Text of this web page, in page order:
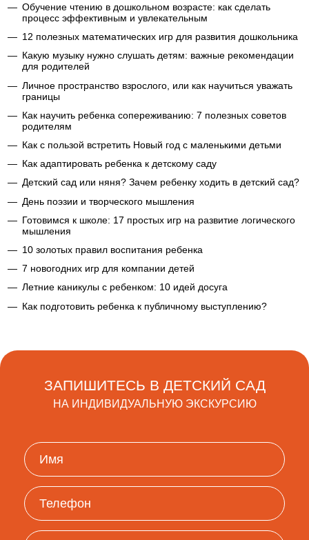
Обучение чтению в дошкольном возрасте: как сделать
процесс эффективным и увлекательным
12 полезных математических игр для развития дошкольника
Какую музыку нужно слушать детям: важные рекомендации
для родителей
Личное пространство взрослого, или как научиться уважать
границы
Как научить ребенка сопереживанию: 7 полезных советов
родителям
Как с пользой встретить Новый год с маленькими детьми
Как адаптировать ребенка к детскому саду
Детский сад или няня? Зачем ребенку ходить в детский сад?
День поэзии и творческого мышления
Готовимся к школе: 17 простых игр на развитие логического
мышления
10 золотых правил воспитания ребенка
7 новогодних игр для компании детей
Летние каникулы с ребенком: 10 идей досуга
Как подготовить ребенка к публичному выступлению?
ЗАПИШИТЕСЬ В ДЕТСКИЙ САД
НА ИНДИВИДУАЛЬНУЮ ЭКСКУРСИЮ